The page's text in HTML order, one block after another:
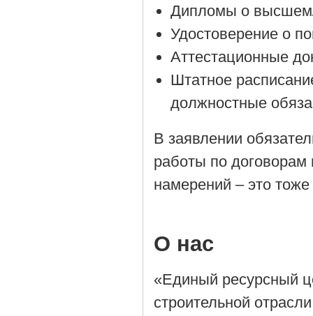
Дипломы о
Удостоверение о
Аттестационные
Штатное
должностные
В заявлении
работы по договорам
намерений – это
О нас
«Единый ресурсный
строительной